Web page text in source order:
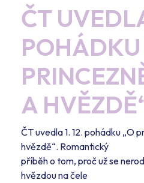
ČT
A
ČT uvedla 1. 12. pohádku „O
hvězdě“. Romantický
příběh o tom, proč už se
hvězdou na čele